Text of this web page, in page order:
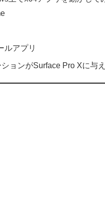
ルアプリ
ョンがSurface Pro Xに与